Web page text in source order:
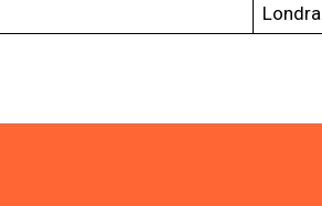
Londra